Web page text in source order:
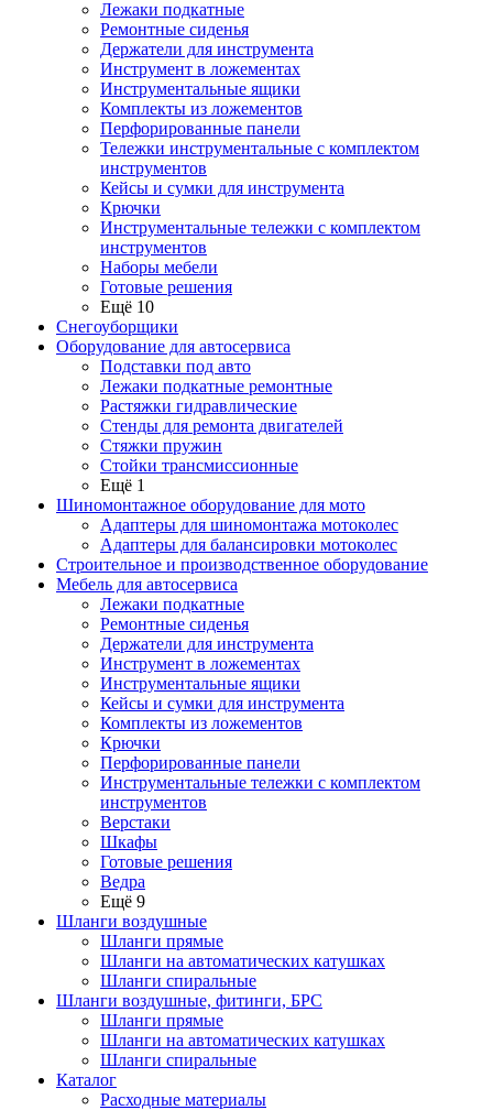
Лежаки подкатные
Ремонтные сиденья
Держатели для инструмента
Инструмент в ложементах
Инструментальные ящики
Комплекты из ложементов
Перфорированные панели
Тележки инструментальные с комплектом
инструментов
Кейсы и сумки для инструмента
Крючки
Инструментальные тележки с комплектом
инструментов
Наборы мебели
Готовые решения
Ещё 10
Снегоуборщики
Оборудование для автосервиса
Подставки под авто
Лежаки подкатные ремонтные
Растяжки гидравлические
Стенды для ремонта двигателей
Стяжки пружин
Стойки трансмиссионные
Ещё 1
Шиномонтажное оборудование для мото
Адаптеры для шиномонтажа мотоколес
Адаптеры для балансировки мотоколес
Строительное и производственное оборудование
Мебель для автосервиса
Лежаки подкатные
Ремонтные сиденья
Держатели для инструмента
Инструмент в ложементах
Инструментальные ящики
Кейсы и сумки для инструмента
Комплекты из ложементов
Крючки
Перфорированные панели
Инструментальные тележки с комплектом
инструментов
Верстаки
Шкафы
Готовые решения
Ведра
Ещё 9
Шланги воздушные
Шланги прямые
Шланги на автоматических катушках
Шланги спиральные
Шланги воздушные, фитинги, БРС
Шланги прямые
Шланги на автоматических катушках
Шланги спиральные
Каталог
Расходные материалы